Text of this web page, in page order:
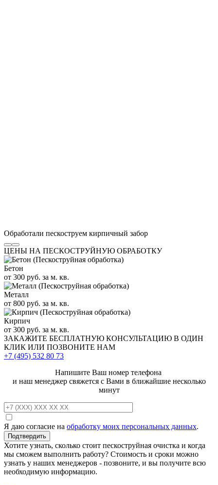
Обработали пескоструем кирпичный забор
ЦЕНЫ НА ПЕСКОСТРУЙНУЮ ОБРАБОТКУ
Бетон
от 300 руб. за м. кв.
Металл
от 800 руб. за м. кв.
Кирпич
от 300 руб. за м. кв.
ЗАКАЖИТЕ БЕСПЛАТНУЮ КОНСУЛЬТАЦИЮ В ОДИН
КЛИК ИЛИ ПОЗВОНИТЕ НАМ
+7 (495) 532 80 73
Напишите Ваш номер телефона
и наш менеджер свяжется с Вами в ближайшие несколько
минут
Я даю согласие на обработку моих персональных данных.
Хотите узнать, сколько стоит пескоструйная очистка и когда
мы сможем выполнить работу? Стоимость и сроки можно
узнать у наших менеджеров - позвоните, и вы получите всю
необходимую информацию.